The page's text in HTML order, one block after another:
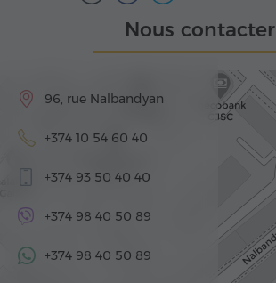
Nous contacter
96, rue Nalbandyan
+374 10 54 60 40
+374 93 50 40 40
+374 98 40 50 89
+374 98 40 50 89